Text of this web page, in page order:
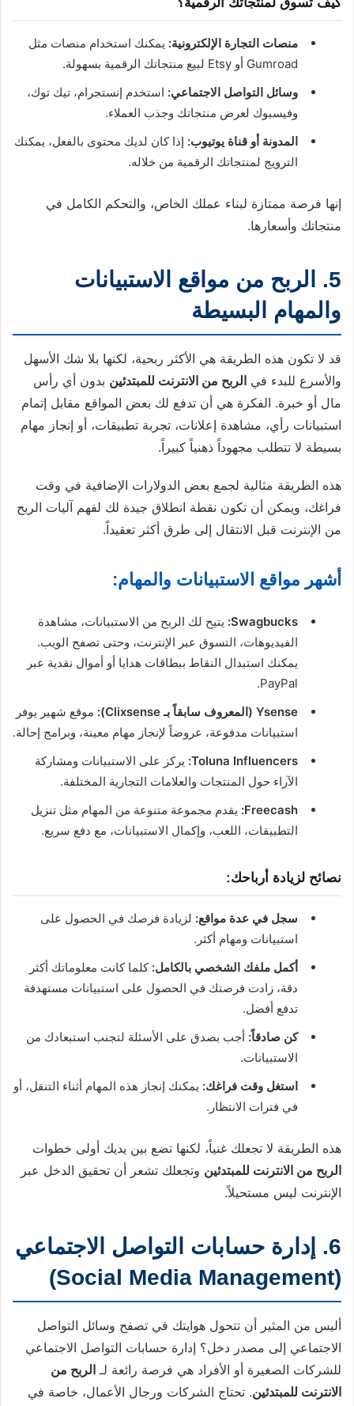
منصات التجارة الإلكترونية: يمكنك استخدام منصات مثل
Gumroad أو Etsy لبيع منتجاتك الرقمية بسهولة.
وسائل التواصل الاجتماعي: استخدم إنستجرام، تيك توك،
وفيسبوك لعرض منتجاتك وجذب العملاء.
المدونة أو قناة يوتيوب: إذا كان لديك محتوى بالفعل، يمكنك
الترويج لمنتجاتك الرقمية من خلاله.
إنها فرصة ممتازة لبناء عملك الخاص، والتحكم الكامل في
منتجاتك وأسعارها.
5. الربح من مواقع الاستبيانات
والمهام البسيطة
قد لا تكون هذه الطريقة هي الأكثر ربحية، لكنها بلا شك الأسهل
والأسرع للبدء في الربح من الانترنت للمبتدئين بدون أي رأس
مال أو خبرة. الفكرة هي أن تدفع لك بعض المواقع مقابل إتمام
استبيانات رأي، مشاهدة إعلانات، تجربة تطبيقات، أو إنجاز مهام
بسيطة لا تتطلب مجهوداً ذهنياً كبيراً.
هذه الطريقة مثالية لجمع بعض الدولارات الإضافية في وقت
فراغك، ويمكن أن تكون نقطة انطلاق جيدة لك لفهم آليات الربح
من الإنترنت قبل الانتقال إلى طرق أكثر تعقيداً.
أشهر مواقع الاستبيانات والمهام:
Swagbucks: يتيح لك الربح من الاستبيانات، مشاهدة
الفيديوهات، التسوق عبر الإنترنت، وحتى تصفح الويب.
يمكنك استبدال النقاط ببطاقات هدايا أو أموال نقدية عبر
PayPal.
Ysense (المعروف سابقاً بـ Clixsense):
موقع شهير يوفر
استبيانات مدفوعة، عروضاً لإنجاز مهام معينة، وبرامج إحالة.
Toluna Influencers: يركز على الاستبيانات ومشاركة
الآراء حول المنتجات والعلامات التجارية المختلفة.
Freecash: يقدم مجموعة متنوعة من المهام مثل تنزيل
التطبيقات، اللعب، وإكمال الاستبيانات، مع دفع سريع.
نصائح لزيادة أرباحك:
سجل في عدة مواقع: لزيادة فرصك في الحصول على
استبيانات ومهام أكثر.
أكمل ملفك الشخصي بالكامل: كلما كانت معلوماتك أكثر
دقة، زادت فرصتك في الحصول على استبيانات مستهدفة
تدفع أفضل.
كن صادقاً: أجب بصدق على الأسئلة لتجنب استبعادك من
الاستبيانات.
استغل وقت فراغك: يمكنك إنجاز هذه المهام أثناء التنقل، أو
في فترات الانتظار.
هذه الطريقة لا تجعلك غنياً، لكنها تضع بين يديك أولى خطوات
الربح من الانترنت للمبتدئين وتجعلك تشعر أن تحقيق الدخل عبر
الإنترنت ليس مستحيلاً.
6. إدارة حسابات التواصل الاجتماعي
(Social Media Management)
أليس من المثير أن تتحول هوايتك في تصفح وسائل التواصل
الاجتماعي إلى مصدر دخل؟ إدارة حسابات التواصل الاجتماعي
للشركات الصغيرة أو الأفراد هي فرصة رائعة لـ الربح من
الانترنت للمبتدئين. تحتاج الشركات ورجال الأعمال، خاصة في